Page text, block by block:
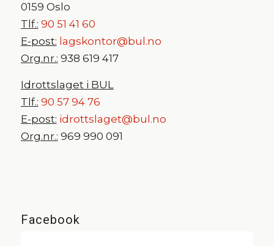
0159 Oslo
Tlf.: 90 51 41 60
E-post: lagskontor@bul.no
Org.nr.: 938 619 417
Idrottslaget i BUL
Tlf.: 90 57 94 76
E-post: idrottslaget@bul.no
Org.nr.: 969 990 091
Facebook